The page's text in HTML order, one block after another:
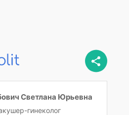
Светлана Юрьевна
гинеколог